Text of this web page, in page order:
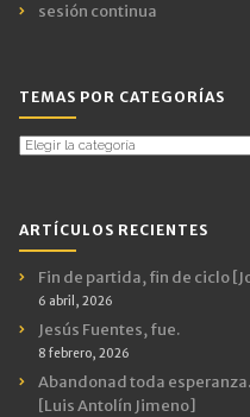
sesión continua
TEMAS POR CATEGORÍAS
Temas
ARTÍCULOS RECIENTES
Fin de partida, fin de ciclo
6 abril, 2026
Jesús Fuentes, fue.
8 febrero, 2026
Abandonad toda
[Luis Antolín Jimeno]